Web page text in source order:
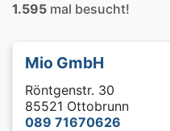
1.595 mal besucht!
Mio GmbH
Röntgenstr. 30
85521 Ottobrunn
089 71670626